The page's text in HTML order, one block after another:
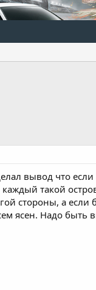
вывод что
такой
стороны, а
ясен. Надо быть